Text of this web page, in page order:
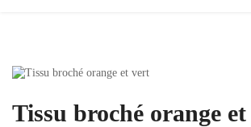
Tissu broché orange